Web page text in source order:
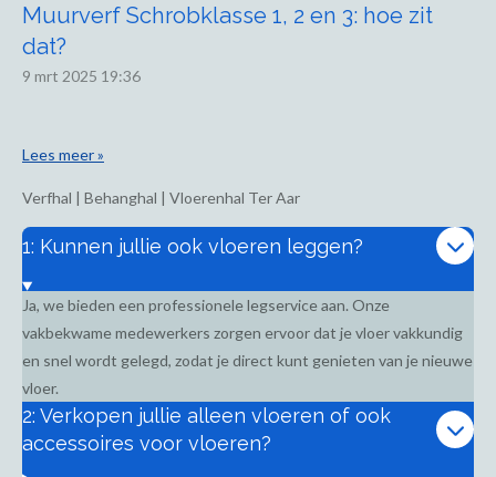
Muurverf Schrobklasse 1, 2 en 3: hoe zit
dat?
9 mrt 2025 19:36
Lees meer »
Verfhal | Behanghal | Vloerenhal Ter Aar
1: Kunnen jullie ook vloeren leggen?
Ja, we bieden een professionele legservice aan. Onze
vakbekwame medewerkers zorgen ervoor dat je vloer vakkundig
en snel wordt gelegd, zodat je direct kunt genieten van je nieuwe
vloer.
2: Verkopen jullie alleen vloeren of ook
accessoires voor vloeren?